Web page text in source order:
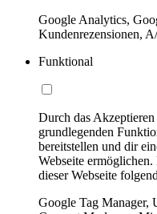
Google Analytics,
Kundenrezensionen,
Funktional
Durch das
grundlegenden
bereitstellen und dir
Webseite
dieser Webseite
Google Tag Manager,